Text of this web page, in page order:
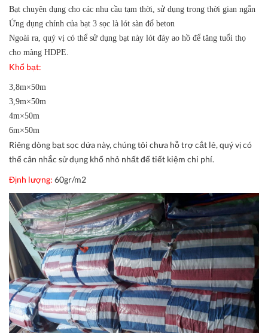
Bạt chuyên dụng cho các nhu cầu tạm thời, sử dụng trong thời gian ngắn
Ứng dụng chính của bạt 3 sọc là lót sàn đổ beton
Ngoài ra, quý vị có thể sử dụng bạt này lót đáy ao hồ để tăng tuổi thọ
cho màng HDPE.
Khổ bạt:
3,8m×50m
3,9m×50m
4m×50m
6m×50m
Riêng dòng bạt sọc dứa này, chúng tôi chưa hỗ trợ cắt lẻ, quý vị có
thể cân nhắc sử dụng khổ nhỏ nhất để tiết kiệm chi phí.
Định lượng: 60gr/m2